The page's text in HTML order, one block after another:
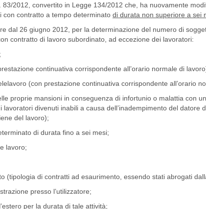
2012, convertito in Legge 134/2012 che, ha nuovamente
con contratto a tempo determinato di durata non superiore a sei
dal 26 giugno 2012, per la determinazione del numero di
contratto di lavoro subordinato, ad eccezione dei lavoratori:
continuativa corrispondente all’orario normale di
(con prestazione continuativa corrispondente all’orario
proprie mansioni in conseguenza di infortunio o malattia con
divenuti inabili a causa dell’inadempimento del datore
del lavoro);
di durata fino a sei mesi;
lavoro;
(tipologia di contratti ad esaurimento, essendo stati abrogati
presso l’utilizzatore;
per la durata di tale attività;